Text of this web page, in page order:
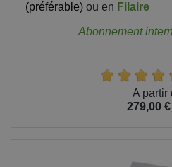
(préférable) ou en Filaire
Abonnement
A partir
279,00 €